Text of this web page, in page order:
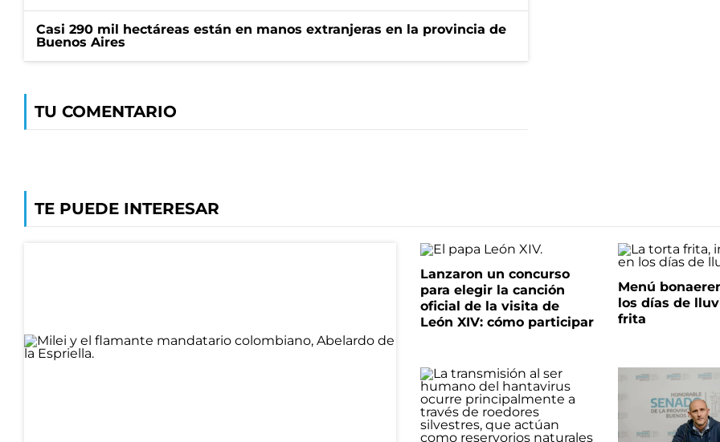
Casi 290 mil hectáreas están en manos extranjeras en la provincia de
Buenos Aires
TU COMENTARIO
TE PUEDE INTERESAR
Lanzaron un concurso
para elegir la canción
oficial de la visita de
León XIV: cómo participar
Menú
los días de
frita